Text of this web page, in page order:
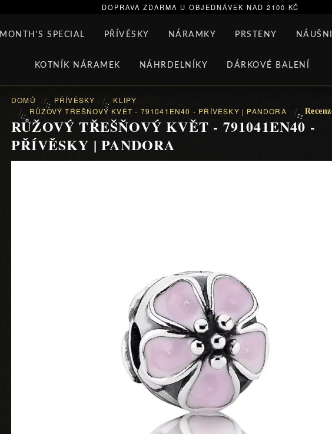
DOPRAVA ZDARMA U OBJEDNÁVEK NAD 2100 KČ
MONTH'S SPECIAL PŘÍVĚSKY NÁRAMKY PRSTENY
KOTNÍK NÁRAMEK NÁHRDELNÍKY DÁRKOVÉ BALENÍ
DOMŮ ::PŘÍVĚSKY ::KLIPY
::RŮŽOVÝ TŘEŠŇOVÝ KVĚT - 791041EN40 - PŘÍVĚSKY | PANDORA ::
RŮŽOVÝ TŘEŠŇOVÝ KVĚT - 791041EN40 -
PŘÍVĚSKY | PANDORA